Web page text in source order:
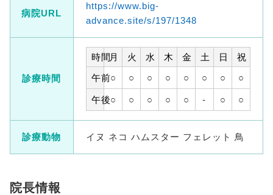
病院URL
https://www.big-
advance.site/s/197/1348
診療時間
時間月 火 水 木 金 土 日
祝
午前○ ○ ○ ○ ○ ○ ○ ○
午後○ ○ ○ ○ ○ - ○ ○
診療動物 イヌ ネコ ハムスター フェレット 鳥
院長情報